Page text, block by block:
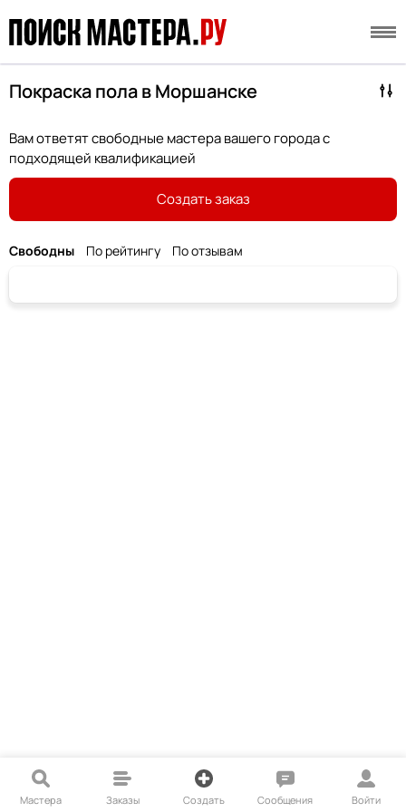
Покраска пола в Моршанске
Вам ответят свободные мастера вашего города с
подходящей квалификацией
Создать заказ
Свободны По рейтингу По отзывам
Мастера Заказы Создать Сообщения Войти